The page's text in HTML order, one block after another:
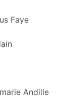
Faye
Andille